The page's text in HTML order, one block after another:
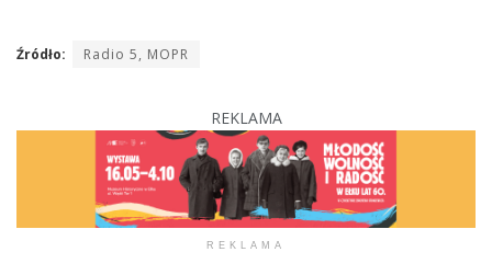
Źródło: Radio 5, MOPR
REKLAMA
REKLAMA